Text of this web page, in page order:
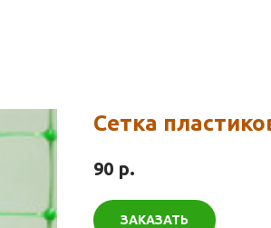
Сетка
90 р.
ЗАКАЗАТЬ